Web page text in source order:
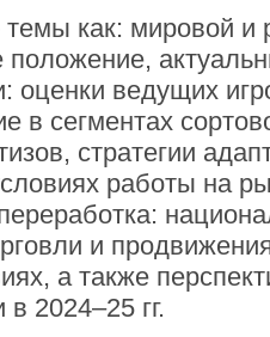
как: мировой и
положение,
оценки ведущих
в сегментах
стратегии
работы на
и
а также
2024–25 гг.